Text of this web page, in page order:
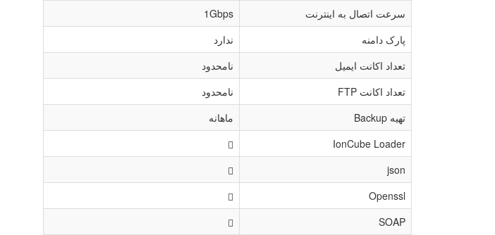
سرعت اتصال به اینترنت
1Gbps
پارک دامنه
ندارد
تعداد اکانت ایمیل
نامحدود
تعداد اکانت FTP
نامحدود
تهیه Backup
ماهانه
IonCube Loader
json
Openssl
SOAP